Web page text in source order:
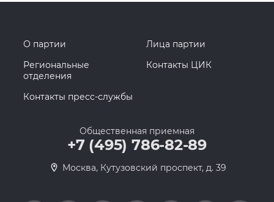
О партии
Лица партии
Региональные
отделения
Контакты ЦИК
Контакты пресс-службы
Общественная приемная
+7 (495) 786-82-89
Москва, Кутузовский проспект, д. 39